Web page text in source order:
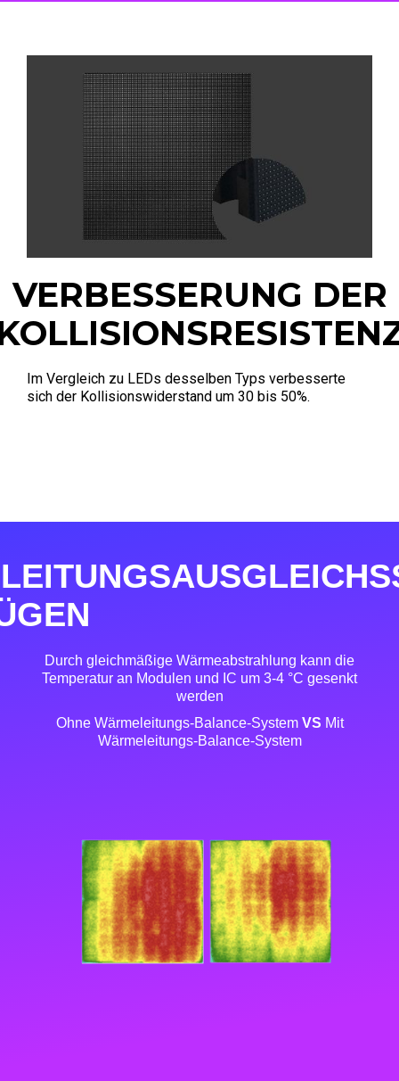
VERBESSERUNG DER
Im Vergleich zu LEDs desselben Typs verbesserte
sich der Kollisionswiderstand um 30 bis 50%.
Durch gleichmäßige Wärmeabstrahlung kann die
Temperatur an Modulen und IC um 3-4 °C gesenkt
werden
Ohne Wärmeleitungs-Balance-System VS Mit
Wärmeleitungs-Balance-System